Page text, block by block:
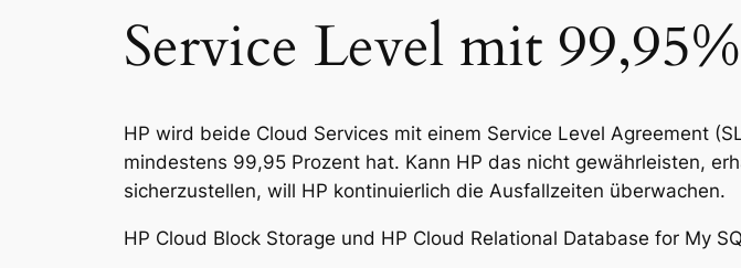
Service Level mit
HP wird beide Cloud Services mit einem Service Level Agreement
mindestens 99,95 Prozent hat. Kann HP das nicht gewährleisten,
sicherzustellen, will HP kontinuierlich die Ausfallzeiten überwachen.
HP Cloud Block Storage und HP Cloud Relational Database for My